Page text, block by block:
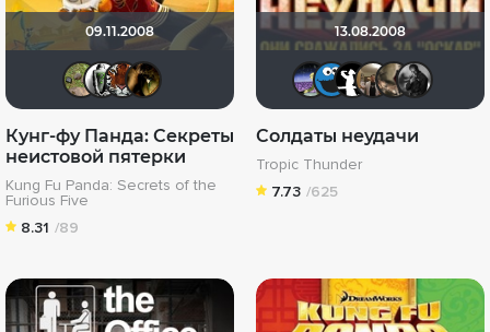
09.11.2008
Павел Деточкин
DENISru
Кунг-фу Панда: Секреты
неистовой пятерки
Kung Fu Panda: Secrets of the
Furious Five
8.31 /89
13.08.2008
Доктор
poma24
Солдаты неудачи
Tropic Thunder
7.73 /625